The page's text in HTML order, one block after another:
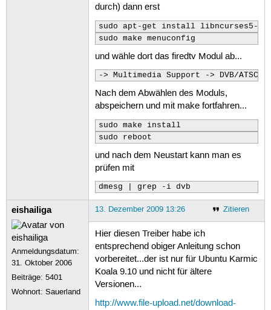
durch) dann erst
sudo apt-get install libncurses5-
sudo make menuconfig
und wähle dort das firedtv Modul ab...
-> Multimedia Support -> DVB/ATSC
Nach dem Abwählen des Moduls,
abspeichern und mit make fortfahren...
sudo make install
sudo reboot
und nach dem Neustart kann man es
prüfen mit
dmesg | grep -i dvb
eishailiga
Anmeldungsdatum:
31. Oktober 2006
Beiträge:5401
Wohnort: Sauerland
Zitieren
13. Dezember 2009 13:26
Hier diesen Treiber habe ich
entsprechend obiger Anleitung schon
vorbereitet...der ist nur für Ubuntu Karmic
Koala 9.10 und nicht für ältere
Versionen...
http://www.file-upload.net/download-